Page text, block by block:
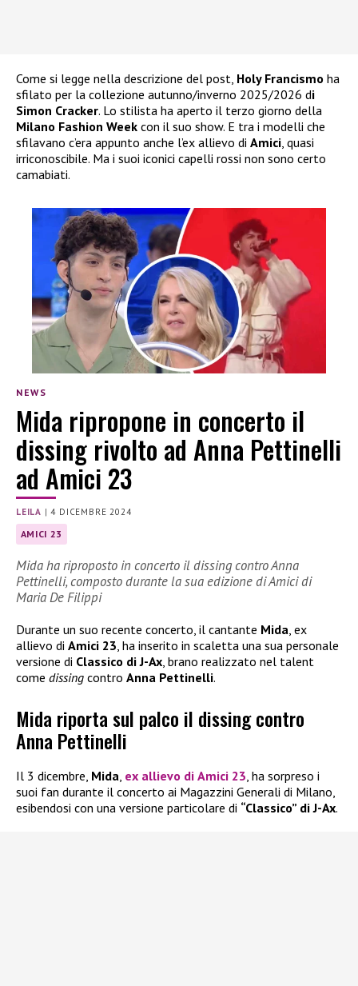
Come si legge nella descrizione del post, Holy Francismo ha
sfilato per la collezione autunno/inverno 2025/2026 di
Simon Cracker. Lo stilista ha aperto il terzo giorno della
Milano Fashion Week con il suo show. E tra i modelli che
sfilavano c’era appunto anche l’ex allievo di Amici, quasi
irriconoscibile. Ma i suoi iconici capelli rossi non sono certo
camabiati.
NEWS
Mida ripropone in concerto il
dissing rivolto ad Anna Pettinelli
ad Amici 23
LEILA |4 DICEMBRE 2024
AMICI 23
Mida ha riproposto in concerto il dissing contro Anna
Pettinelli, composto durante la sua edizione di Amici di
Maria De Filippi
Durante un suo recente concerto, il cantante Mida, ex
allievo di Amici 23, ha inserito in scaletta una sua personale
versione di Classico di J-Ax, brano realizzato nel talent
come dissing contro Anna Pettinelli.
Mida riporta sul palco il dissing contro
Anna Pettinelli
Il 3 dicembre, Mida ex allievo di Amici 23 , ha sorpreso i
suoi fan durante il concerto ai Magazzini Generali di Milano,
esibendosi con una versione particolare di “Classico” di J-Ax.